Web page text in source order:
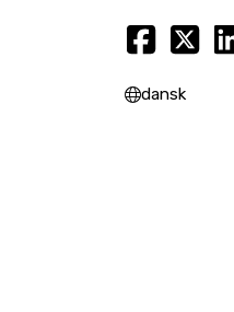
dansk